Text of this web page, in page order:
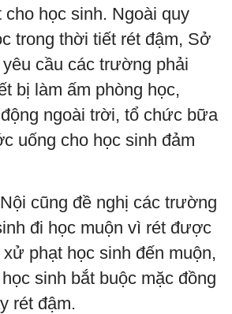
cho học sinh. Ngoài quy
trong thời tiết rét đậm, Sở
cầu các trường phải
bị làm ấm phòng học,
ngoài trời, tổ chức bữa
uống cho học sinh đảm
cũng đề nghị các trường
đi học muộn vì rét được
phạt học sinh đến muộn,
sinh bắt buộc mặc đồng
rét đậm.